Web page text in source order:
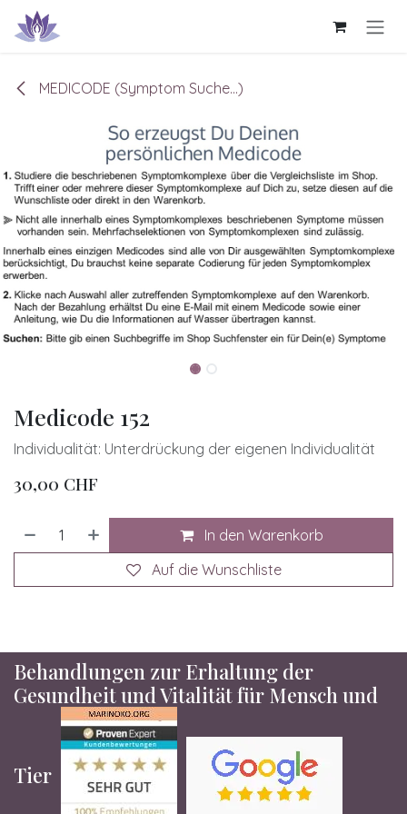
Zum Inhalt springen
MEDICODE (Symptom Suche...)
Medicode 152
Individualität: Unterdrückung der eigenen Individualität
30,00 CHF
In den Warenkorb
Auf die Wunschliste
Behandlungen zur Erhaltung der
Gesundheit und Vitalität für Mensch und
Tier